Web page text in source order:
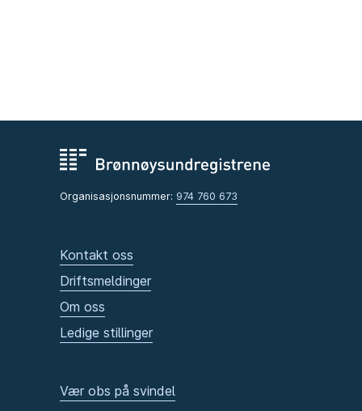
Organisasjonsnummer: 974 760 673
Kontakt oss
Driftsmeldinger
Om oss
Ledige stillinger
Vær obs på svindel